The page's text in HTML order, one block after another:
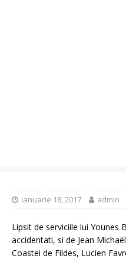
ianuarie 18, 2017 admin
Lipsit de serviciile lui Younes
accidentati, si de Jean
Coastei de Fildes, Lucien